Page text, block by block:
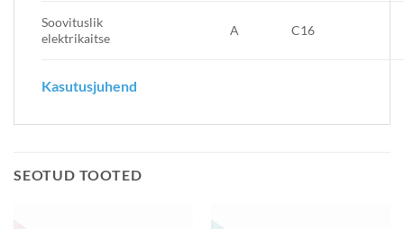
Soovituslik
elektrikaitse
A C16
Kasutusjuhend
SEOTUD TOOTED